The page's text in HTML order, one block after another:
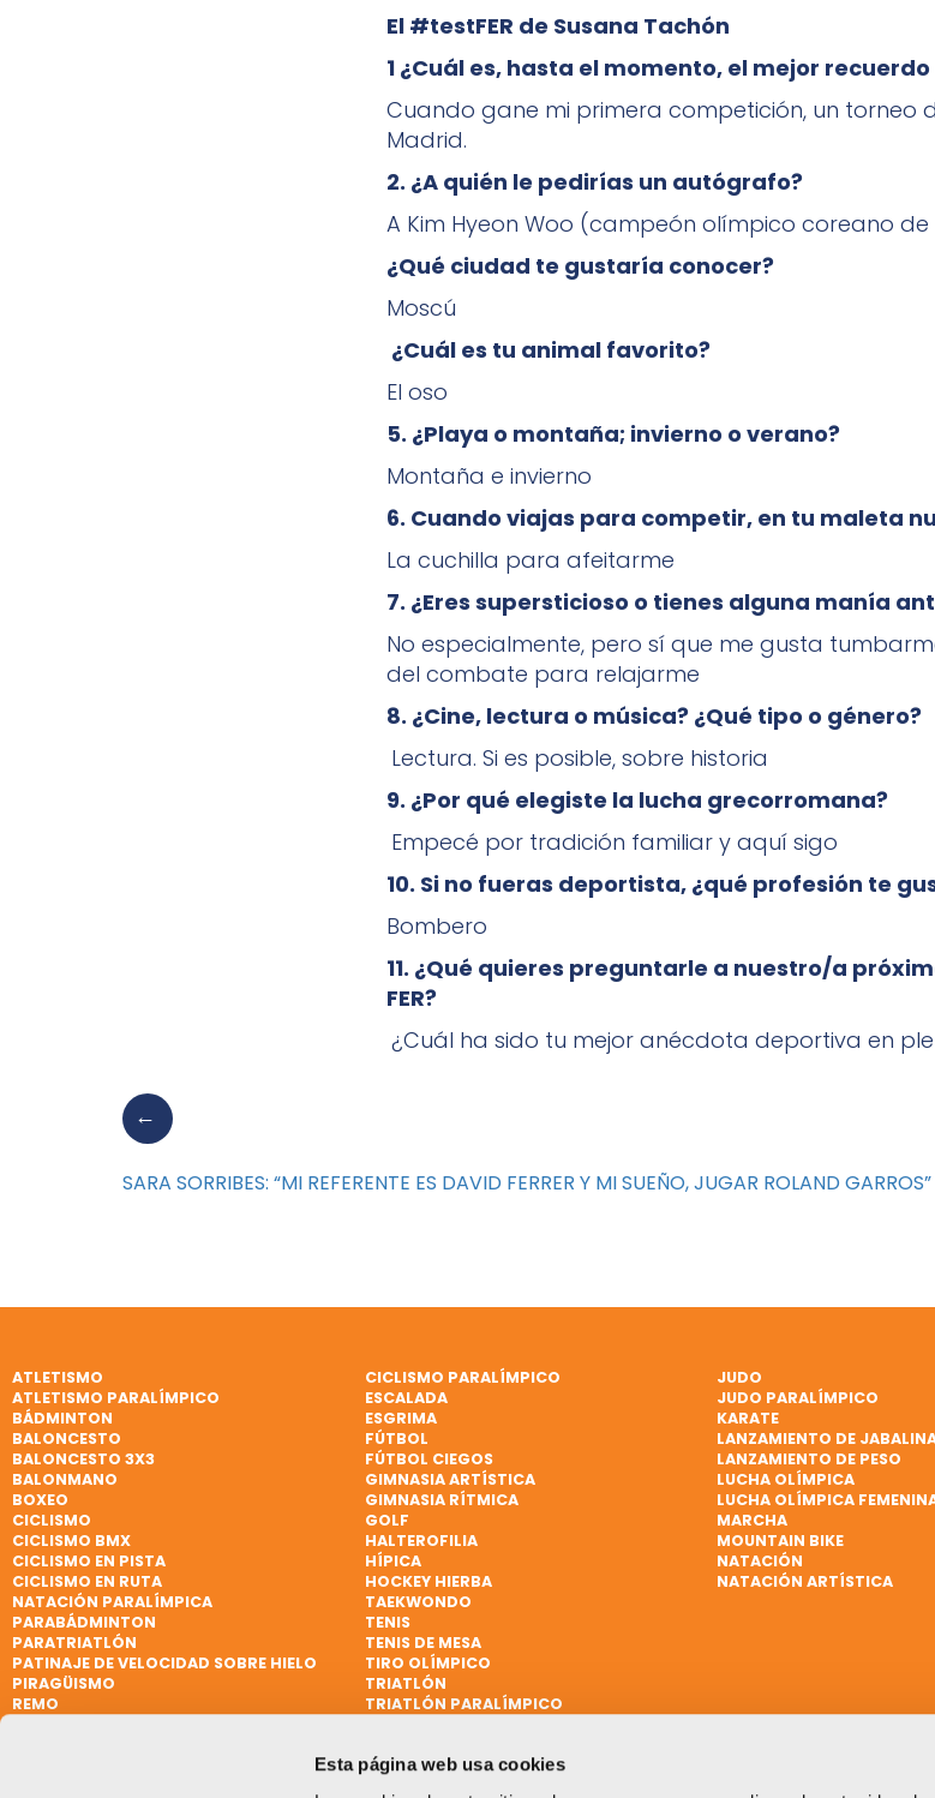
Esta página web usa cookies
El #testFER de Susana Tachón
1 ¿Cuál es, hasta el momento, el mejor
Cuando gane mi primera competición, un torneo
Madrid.
2. ¿A quién le pedirías un autógrafo?
A Kim Hyeon Woo (campeón olímpico coreano
¿Qué ciudad te gustaría conocer?
Moscú
¿Cuál es tu animal favorito?
El oso
5. ¿Playa o montaña; invierno o verano?
Montaña e invierno
6. Cuando viajas para competir, en tu maleta
La cuchilla para afeitarme
7. ¿Eres supersticioso o tienes alguna manía
No especialmente, pero sí que me gusta
del combate para relajarme
8. ¿Cine, lectura o música? ¿Qué tipo o género?
Lectura. Si es posible, sobre historia
9. ¿Por qué elegiste la lucha grecorromana?
Empecé por tradición familiar y aquí sigo
10. Si no fueras deportista, ¿qué profesión te
Bombero
11. ¿Qué quieres preguntarle a nuestro/a
FER?
¿Cuál ha sido tu mejor anécdota deportiva en
SARA SORRIBES: “MI REFERENTE ES DAVID FERRER Y MI SUEÑO, JUGAR ROLAND GARROS”
ATLETISMO
ATLETISMO PARALÍMPICO
BÁDMINTON
BALONCESTO
BALONCESTO 3X3
BALONMANO
BOXEO
CICLISMO
CICLISMO BMX
CICLISMO EN PISTA
CICLISMO EN RUTA
CICLISMO PARALÍMPICO
ESCALADA
ESGRIMA
FÚTBOL
FÚTBOL CIEGOS
GIMNASIA ARTÍSTICA
GIMNASIA RÍTMICA
GOLF
HALTEROFILIA
HÍPICA
HOCKEY HIERBA
JUDO
JUDO PARALÍMPICO
KARATE
LANZAMIENTO DE
LANZAMIENTO DE PESO
LUCHA OLÍMPICA
LUCHA OLÍMPICA
MARCHA
MOUNTAIN BIKE
NATACIÓN
NATACIÓN ARTÍSTICA
NATACIÓN PARALÍMPICA
PARABÁDMINTON
PARATRIATLÓN
PATINAJE DE VELOCIDAD SOBRE HIELO
PIRAGÜISMO
REMO
TAEKWONDO
TENIS
TENIS DE MESA
TIRO OLÍMPICO
TRIATLÓN
TRIATLÓN PARALÍMPICO
VELA PARALÍMPICA